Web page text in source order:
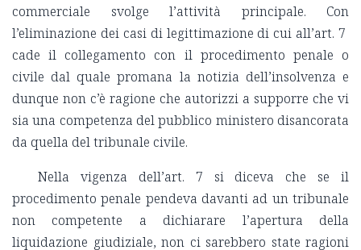
commerciale svolge l’attività principale. Con
l’eliminazione dei casi di legittimazione di cui all’art. 7
cade il collegamento con il procedimento penale o
civile dal quale promana la notizia dell’insolvenza e
dunque non c’è ragione che autorizzi a supporre che vi
sia una competenza del pubblico ministero disancorata
da quella del tribunale civile.
Nella vigenza dell’art. 7 si diceva che se il
procedimento penale pendeva davanti ad un tribunale
non competente a dichiarare l’apertura della
liquidazione giudiziale, non ci sarebbero state ragioni